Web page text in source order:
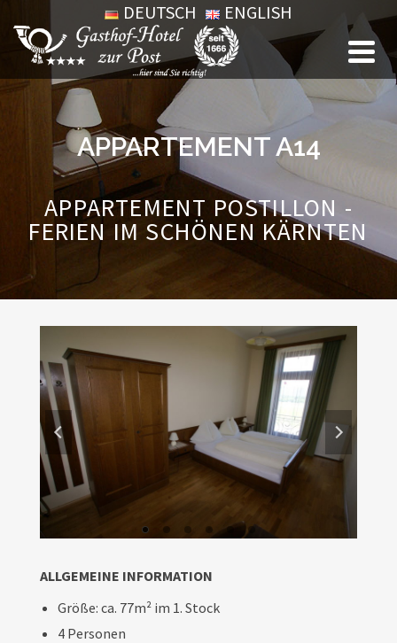
DEUTSCH ENGLISH
APPARTEMENT A14
APPARTEMENT POSTILLON -
FERIEN IM SCHÖNEN KÄRNTEN
ALLGEMEINE INFORMATION
Größe: ca. 77m² im 1. Stock
4 Personen